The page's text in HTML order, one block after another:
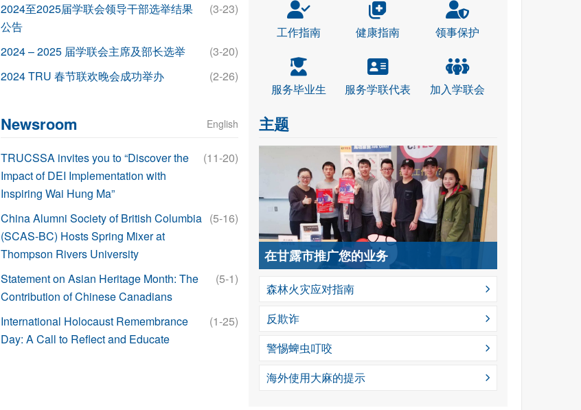
2024至2025届学联会领导干部选举结果
公告
(3-23)
2024 – 2025 届学联会主席及部长选举
(3-20)
2024 TRU 春节联欢晚会成功举办
(2-26)
工作指南 健康指南 领事保护
服务毕业生 服务学联代表 加入学联会
Newsroom English
TRUCSSA invites you to “Discover the
Impact of DEI Implementation with
Inspiring Wai Hung Ma”
(11-20)
China Alumni Society of British Columbia
(SCAS-BC) Hosts Spring Mixer at
Thompson Rivers University
(5-16)
Statement on Asian Heritage Month: The
Contribution of Chinese Canadians
(5-1)
International Holocaust Remembrance
Day: A Call to Reflect and Educate
(1-25)
主题
在甘露市推广您的业务
森林火灾应对指南
反欺诈
警惕蜱虫叮咬
海外使用大麻的提示